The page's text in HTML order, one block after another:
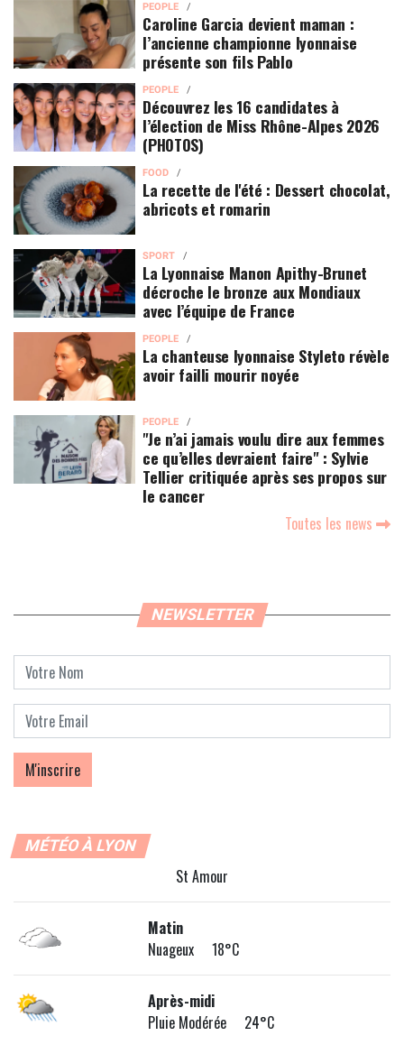
PEOPLE
Caroline Garcia devient maman :
l’ancienne championne lyonnaise
présente son fils Pablo
PEOPLE
Découvrez les 16 candidates à
l’élection de Miss Rhône-Alpes 2026
(PHOTOS)
FOOD
La recette de l'été : Dessert chocolat,
abricots et romarin
SPORT
La Lyonnaise Manon Apithy-Brunet
décroche le bronze aux Mondiaux
avec l’équipe de France
PEOPLE
La chanteuse lyonnaise Styleto révèle
avoir failli mourir noyée
PEOPLE
"Je n’ai jamais voulu dire aux femmes
ce qu’elles devraient faire" : Sylvie
Tellier critiquée après ses propos sur
le cancer
Toutes les news
NEWSLETTER
MÉTÉO À LYON
St Amour
Matin
Nuageux 18°C
Après-midi
Pluie Modérée 24°C